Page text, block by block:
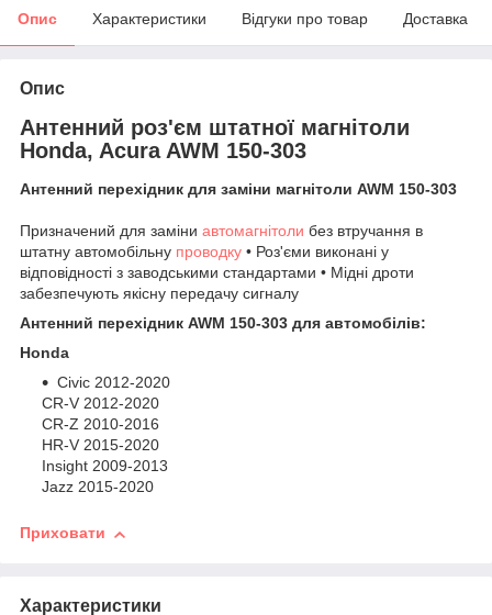
Опис Характеристики Відгуки про товар Доставка
Опис
Антенний роз'єм штатної магнітоли
Honda, Acura AWM 150-303
Антенний перехідник для заміни магнітоли AWM 150-303
Призначений для заміни автомагнітоли без втручання в
штатну автомобільну проводку • Роз'єми виконані у
відповідності з заводськими стандартами • Мідні дроти
забезпечують якісну передачу сигналу
Антенний перехідник AWM 150-303 для автомобілів:
Honda
Civic 2012-2020
CR-V 2012-2020
CR-Z 2010-2016
HR-V 2015-2020
Insight 2009-2013
Jazz 2015-2020
Приховати
Характеристики